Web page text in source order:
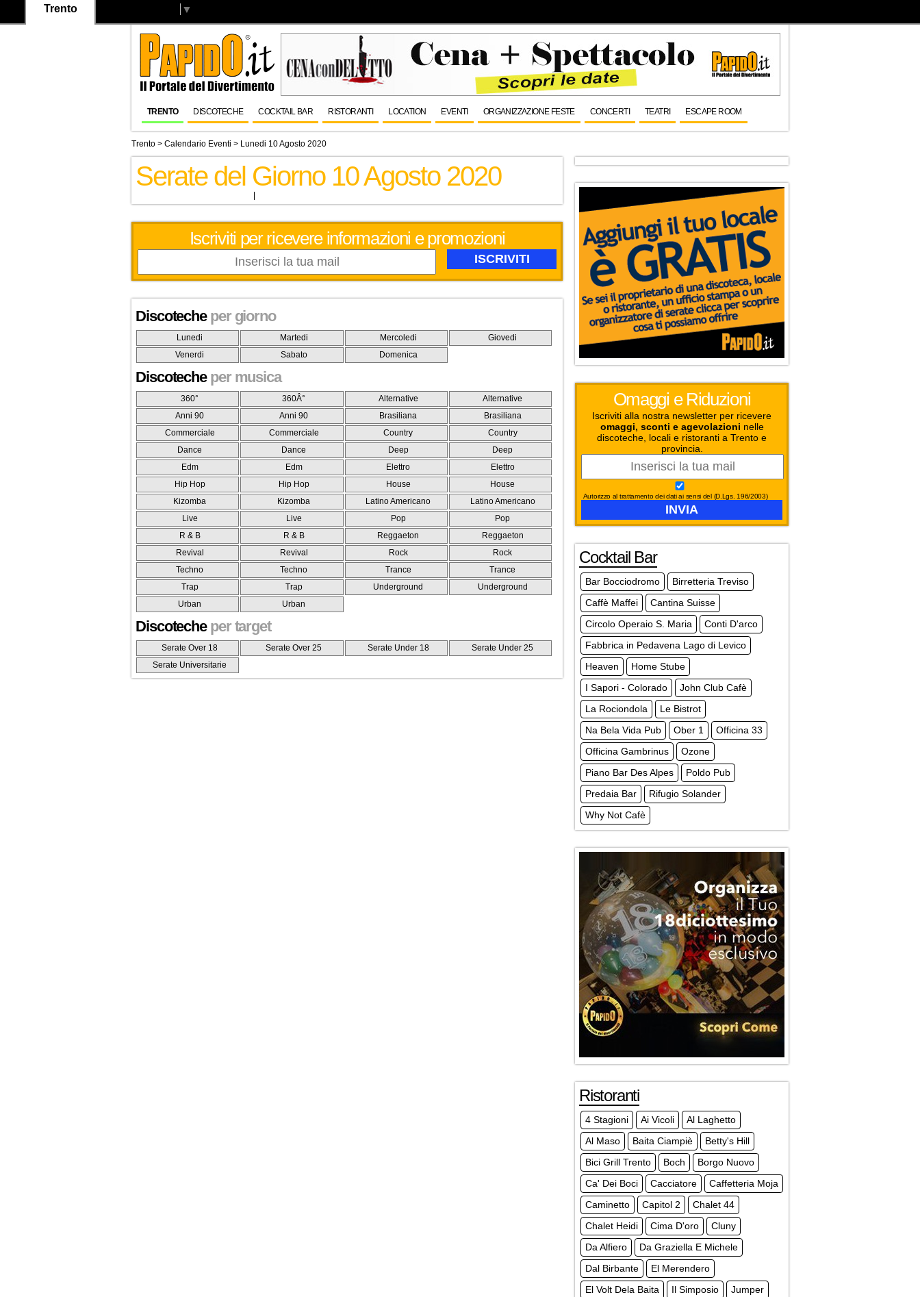
Trento ▼
TRENTO DISCOTECHE COCKTAIL BAR RISTORANTI LOCATION EVENTI ORGANIZZAZIONE FESTE CONCERTI TEATRI ESCAPE ROOM
Trento > Calendario Eventi > Lunedi 10 Agosto 2020
Serate del Giorno 10 Agosto 2020
Iscriviti per ricevere informazioni e promozioni
Discoteche per giorno
Lunedi Martedi Mercoledi
Giovedi
Venerdi
Sabato Domenica
Discoteche per musica
360° 360Â° Alternative
Alternative
Anni 90
Anni 90 Brasiliana
Brasiliana
Commerciale
Commerciale Country
Country
Dance
Dance Deep
Deep
Edm
Edm Elettro
Elettro
Hip Hop
Hip Hop House
House
Kizomba
Kizomba Latino Americano
Latino Americano
Live
Live Pop
Pop
R & B
R & B Reggaeton
Reggaeton
Revival
Revival Rock
Rock
Techno
Techno Trance
Trance
Trap
Trap Underground
Underground
Urban
Urban
Discoteche per target
Serate Over 18 Serate Over 25 Serate Under 18
Serate Under 25
Serate Universitarie
Omaggi e Riduzioni
Iscriviti alla nostra newsletter per ricevere
omaggi, sconti e agevolazioni nelle
discoteche, locali e ristoranti a Trento e
provincia.
Autorizzo al trattamento dei dati ai sensi del (D.Lgs. 196/2003)
Cocktail Bar
Bar Bocciodromo
Birretteria Treviso
Caffè Maffei
Cantina Suisse
Circolo Operaio S. Maria
Conti D'arco
Fabbrica in Pedavena Lago di Levico
Heaven
Home Stube
I Sapori - Colorado
John Club Cafè
La Rociondola
Le Bistrot
Na Bela Vida Pub
Ober 1
Officina 33
Officina Gambrinus
Ozone
Piano Bar Des Alpes
Poldo Pub
Predaia Bar
Rifugio Solander
Why Not Cafè
Ristoranti
4 Stagioni Ai Vicoli
Al Laghetto
Al Maso
Baita Ciampiè
Betty's Hill
Bici Grill Trento
Boch
Borgo Nuovo
Ca' Dei Boci
Cacciatore
Caffetteria Moja
Caminetto
Capitol 2
Chalet 44
Chalet Heidi
Cima D'oro
Cluny
Da Alfiero
Da Graziella E Michele
Dal Birbante
El Merendero
El Volt Dela Baita
Il Simposio
Jumper